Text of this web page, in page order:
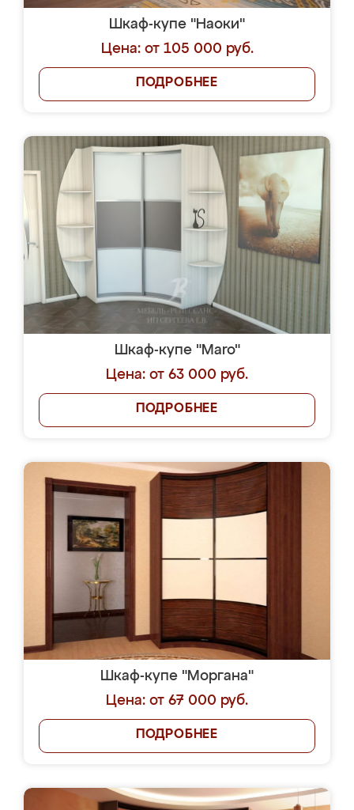
Шкаф-купе "Наоки"
Цена: от 105 000 руб.
ПОДРОБНЕЕ
Шкаф-купе "Maro"
Цена: от 63 000 руб.
ПОДРОБНЕЕ
Шкаф-купе "Моргана"
Цена: от 67 000 руб.
ПОДРОБНЕЕ